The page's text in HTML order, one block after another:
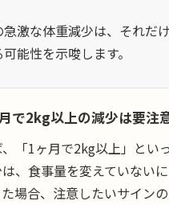
激な体重減少は、それだ
能性を示唆します。
で2kg以上の減少は要注
「1ヶ月で2kg以上」とい
、食事量を変えていない
場合、注意したいサイン